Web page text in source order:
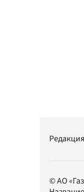
Редакция
© АО